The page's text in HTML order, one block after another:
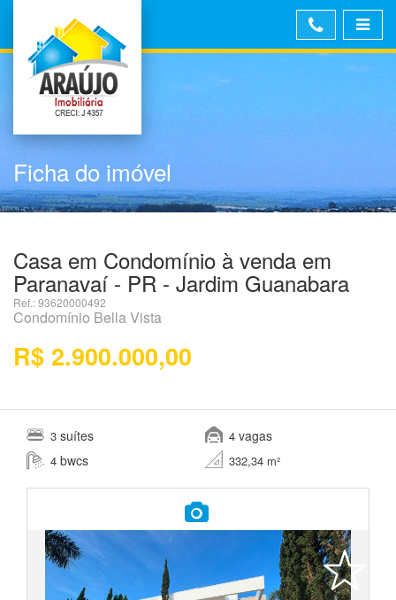
Ficha do imóvel
Casa em Condomínio à venda em
Paranavaí - PR - Jardim Guanabara
Ref.: 93620000492
Condomínio Bella Vista
R$ 2.900.000,00
3 suítes
4 bwcs
4 vagas
332,34 m²